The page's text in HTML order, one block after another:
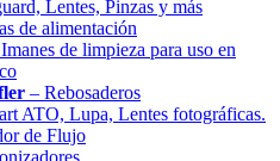
Lentes, Pinzas y más
de alimentación
de limpieza para uso en
– Rebosaderos
ATO, Lupa, Lentes fotográficas.
de Flujo